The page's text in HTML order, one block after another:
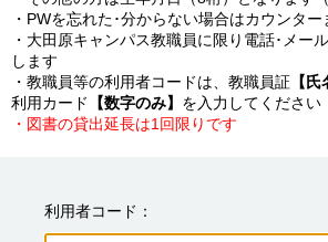
・PWを忘れた･分からない場合はカウンタ
・大田原キャンパス教職員に限り電話･メー
します
・教職員等の利用者コードは、教職員証 【
利用カード
【数字のみ】
・図書の貸出延長は1回限りです
利用者コード